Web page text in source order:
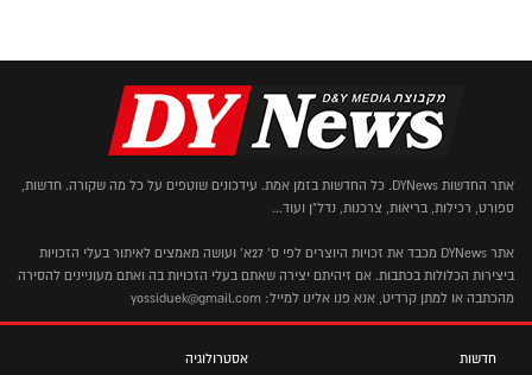
אתר החדשות DYNews. כל החדשות בזמן אמת. עידכונים שוטפים על כל מה שקורה. חדשות,
ספורט, רכילות, בריאות, צרכנות, נדל"ן ועוד...
אתר DYNews מכבד את זכויות היוצרים לפי ס' 27א' ועושה מאמצים לאיתור בעלי הזכויות
ביצירות הכלולות בכתבות. אם זיהיתם יצירה שאתם בעלי הזכויות בה ואתם מעוניינים להסירה
מהכתבה או למתן קרדיט, אנא פנו אלינו למייל: yossiduek@gmail.com
חדשות
אסטרולוגיה